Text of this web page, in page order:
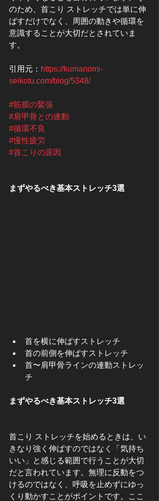
のため、首こり ストレッチでは単に伸
ばすだけでなく、周囲の動きや循環を
意識することが大切だとされていま
す。
引用元： https://kumanomi-
seikotu.com/blog/5348/
#筋膜の緊張
#肩甲骨との連動
#循環不良
#慢性疲労
#首こりの原因
まずやるべき基本ストレッチ3選
首を横に伸ばすストレッチ
首の前側を伸ばすストレッチ
首〜肩甲骨ラインの連動ストレッ
チ
まずやるべき基本ストレッチ3選
首こり ストレッチを始めるときは、い
きなり強く伸ばすのではなく「気持ち
いい」と感じる範囲で行うことが大切
だと言われています。無理に反動をつ
けるのではなく、呼吸を止めずにゆっ
くり動かすことがポイントです。ここ